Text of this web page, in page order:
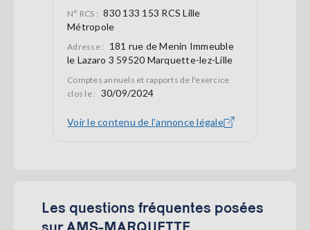
N° RCS : 830 133 153 RCS Lille
Métropole
Adresse :
181 rue de Menin Immeuble
le Lazaro 3 59520 Marquette-lez-Lille
Comptes annuels et rapports de l'exercice
clos le : 30/09/2024
Voir le contenu de l'annonce légale
Les questions fréquentes posées